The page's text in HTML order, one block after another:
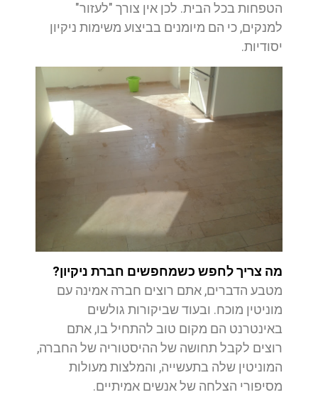
הטפחות בכל הבית. לכן אין צורך "לעזור"
למנקים, כי הם מיומנים בביצוע משימות ניקיון
יסודיות.
מה צריך לחפש כשמחפשים חברת ניקיון?
מטבע הדברים, אתם רוצים חברה אמינה עם
מוניטין מוכח. ובעוד שביקורות גולשים
באינטרנט הם מקום טוב להתחיל בו, אתם
רוצים לקבל תחושה של ההיסטוריה של החברה,
המוניטין שלה בתעשייה, והמלצות מעולות
מסיפורי הצלחה של אנשים אמיתיים.